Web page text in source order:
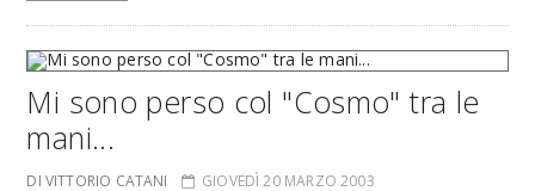
Mi sono perso col "Cosmo" tra le
mani...
DI VITTORIO CATANI GIOVEDÌ 20 MARZO 2003